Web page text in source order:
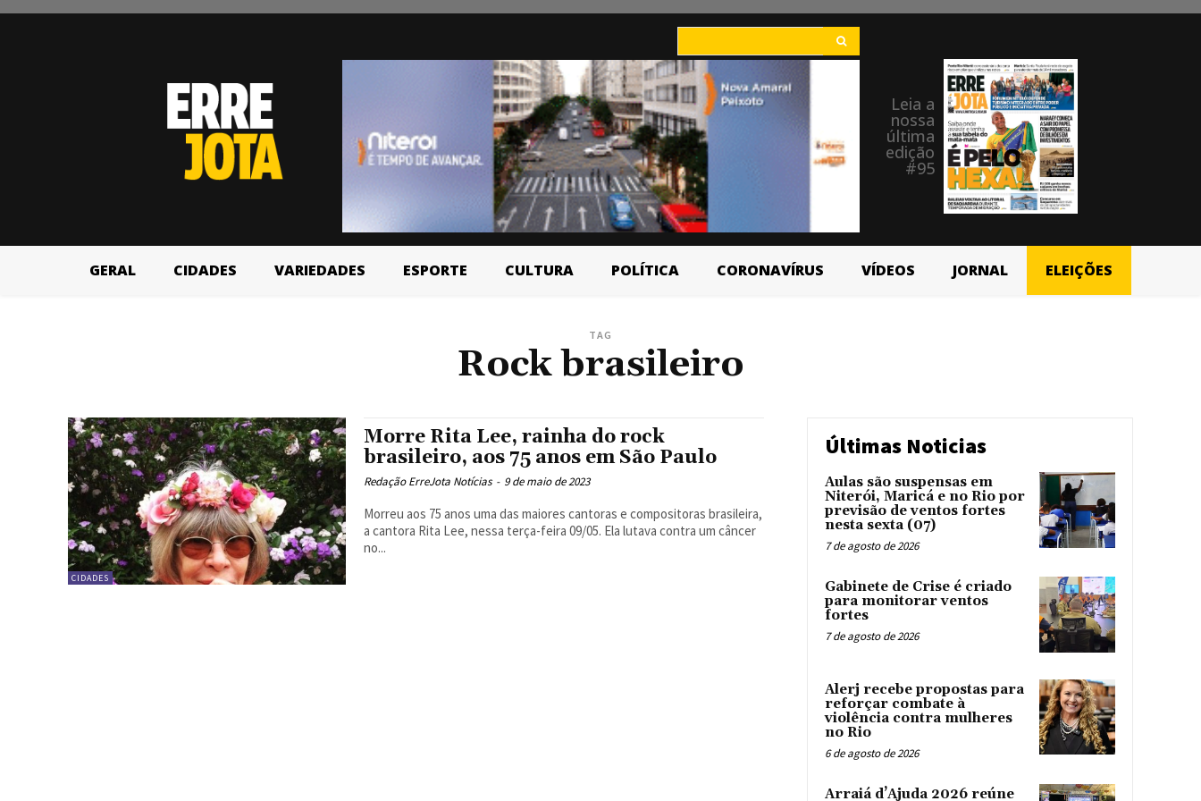
Leia a
nossa
última
edição
#95
GERAL CIDADES VARIEDADES ESPORTE CULTURA POLÍTICA CORONAVÍRUS VÍDEOS JORNAL ELEIÇÕES
TAG
Rock brasileiro
CIDADES
Morre Rita Lee, rainha do rock
brasileiro, aos 75 anos em São Paulo
Redação ErreJota Notícias - 9 de maio de 2023
Morreu aos 75 anos uma das maiores cantoras e compositoras brasileira,
a cantora Rita Lee, nessa terça-feira 09/05. Ela lutava contra um câncer
no...
Últimas Noticias
Aulas são suspensas em
Niterói, Maricá e no Rio por
previsão de ventos fortes
nesta sexta (07)
7 de agosto de 2026
Gabinete de Crise é criado
para monitorar ventos
fortes
7 de agosto de 2026
Alerj recebe propostas para
reforçar combate à
violência contra mulheres
no Rio
6 de agosto de 2026
Arraiá d’Ajuda 2026 reúne